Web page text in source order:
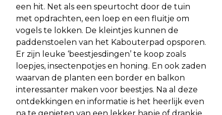
een hit. Net als een speurtocht door de tuin
met opdrachten, een loep en een fluitje om
vogels te lokken. De kleintjes kunnen de
paddenstoelen van het Kabouterpad opsporen.
Er zijn leuke ‘beestjesdingen’ te koop zoals
loepjes, insectenpotjes en honing. En ook zaden
waarvan de planten een border en balkon
interessanter maken voor beestjes. Na al deze
ontdekkingen en informatie is het heerlijk even
na te genieten van een lekker hapje of drankje